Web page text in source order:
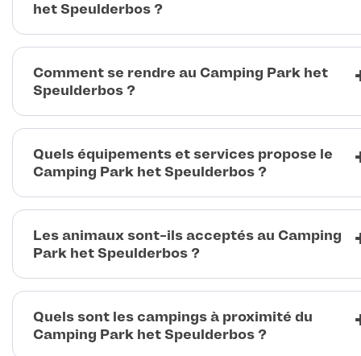
het Speulderbos ?
Comment se rendre au Camping Park het
Speulderbos ?
Quels équipements et services propose le
Camping Park het Speulderbos ?
Les animaux sont-ils acceptés au Camping
Park het Speulderbos ?
Quels sont les campings à proximité du
Camping Park het Speulderbos ?